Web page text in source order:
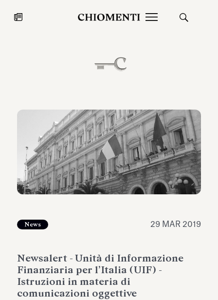
27 LUG 2026
dell’Antiquarium di Villa Albani
News 29 MAR 2019
Newsalert - Unità di Informazione
Finanziaria per l’Italia (UIF) -
Istruzioni in materia di
comunicazioni oggettive